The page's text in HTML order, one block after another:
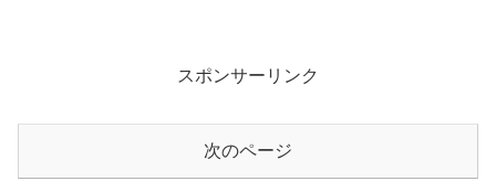
スポンサーリンク
次のページ